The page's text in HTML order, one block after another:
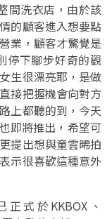
間洗衣店，由於該
的顧客進入想要點
業，顧客才驚覺是
停下腳步好奇的觀
生很漂亮耶，是做
接把握機會向對方
上都聽的到，今天
即將推出，希望可
提出想與童雲晞拍
示很喜歡這種意外
式於KKBOX、